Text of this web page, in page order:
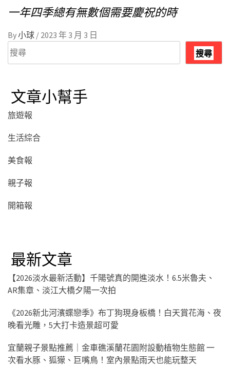
一年四季總有無數個需要慶祝的時
By小球 / 2023 年 3 月 3 日
搜
尋
搜尋
文章小幫手
旅遊報
生活綜合
美食報
親子報
開箱報
最新文章
【2026淡水最新活動】千陽號真的開進淡水！6.5米魯夫、
AR集章、淡江大橋夕陽一次拍
《2026新北河濱蝶戀季》布丁狗現身板橋！白天賞花海、夜
晚看光雕，5大打卡造景超可愛
宜蘭親子景點推薦｜金車礁溪蘭花園附設動植物生態館 一
次看水豚、狐獴、巨嘴鳥！室內景點雨天也能玩整天